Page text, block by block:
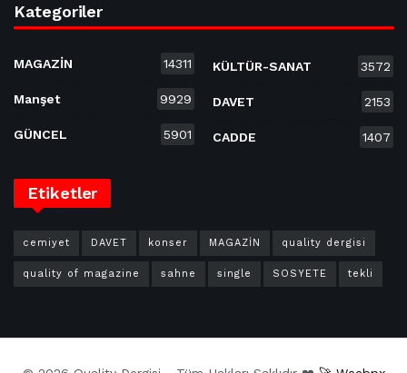
Kategoriler
MAGAZİN 14311
Manşet 9929
GÜNCEL 5901
KÜLTÜR-SANAT 3572
DAVET 2153
CADDE 1407
Etiketler
cemiyet DAVET konser MAGAZİN quality dergisi
quality of magazine sahne single SOSYETE tekli